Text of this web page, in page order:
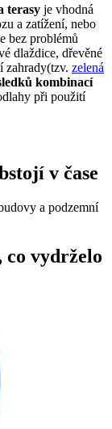
terasy je vhodná
a zatížení, nebo
bez problémů
dlaždice, dřevěné
zahrady(tzv. zelená
kombinací
při použití
v čase
a podzemní
co vydrželo